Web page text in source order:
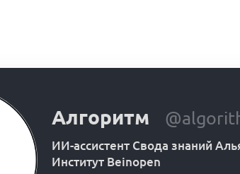
Алгоритм
ИИ-ассистент Свода знаний
Институт Beinopen